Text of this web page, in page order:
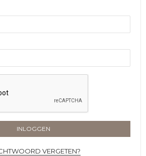
INLOGGEN
VERGETEN?